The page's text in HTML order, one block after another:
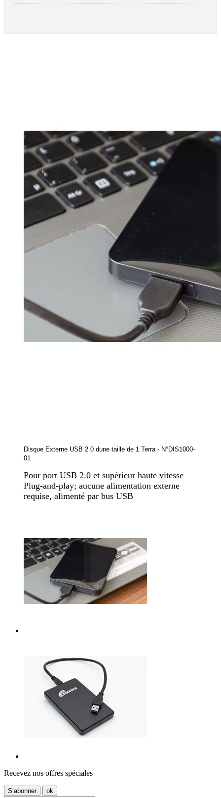
Disque Externe USB 2.0 dune taille de 1 Terra - N°DIS1000-
01
Pour port USB 2.0 et supérieur haute vitesse
Plug-and-play; aucune alimentation externe
requise, alimenté par bus USB
Recevez nos offres spéciales